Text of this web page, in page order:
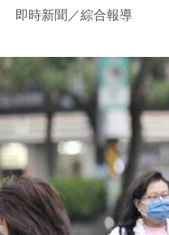
即時新聞／綜合報導